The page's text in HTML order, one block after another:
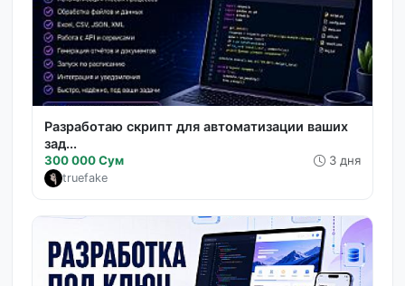
Разработаю скрипт для автоматизации ваших
зад...
300 000 Сум 3 дня
truefake